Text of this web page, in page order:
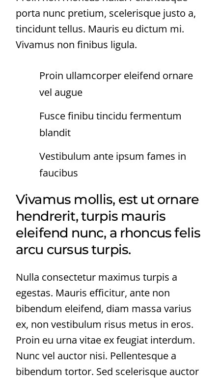
porta nunc pretium, scelerisque justo a,
tincidunt tellus. Mauris eu dictum mi.
Vivamus non finibus ligula.
Proin ullamcorper eleifend ornare
vel augue
Fusce finibu tincidu fermentum
blandit
Vestibulum ante ipsum fames in
faucibus
Vivamus mollis, est ut ornare
hendrerit, turpis mauris
eleifend nunc, a rhoncus felis
arcu cursus turpis.
Nulla consectetur maximus turpis a
egestas. Mauris efficitur, ante non
bibendum eleifend, diam massa varius
ex, non vestibulum risus metus in eros.
Proin eu urna vitae ex feugiat interdum.
Nunc vel auctor nisi. Pellentesque a
bibendum tortor. Sed scelerisque auctor